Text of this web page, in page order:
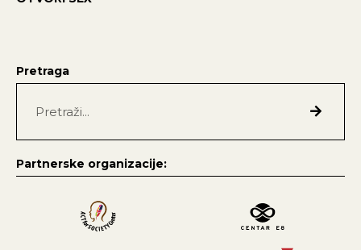
Pretraga
Partnerske organizacije: